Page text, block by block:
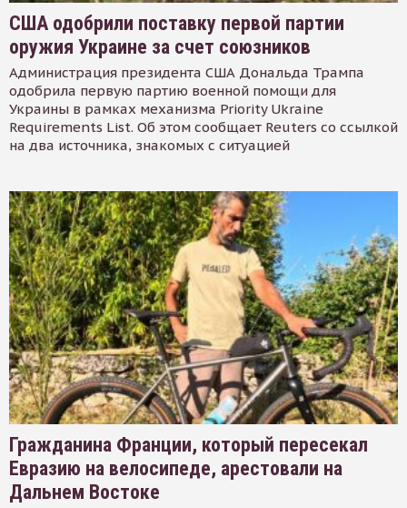
США одобрили поставку первой партии
оружия Украине за счет союзников
Администрация президента США Дональда Трампа
одобрила первую партию военной помощи для
Украины в рамках механизма Priority Ukraine
Requirements List. Об этом сообщает Reuters со ссылкой
на два источника, знакомых с ситуацией
Гражданина Франции, который пересекал
Евразию на велосипеде, арестовали на
Дальнем Востоке